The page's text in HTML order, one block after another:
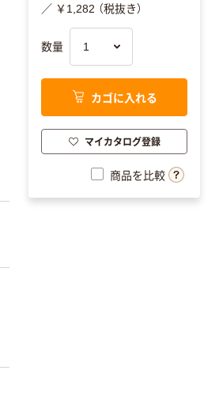
／ ￥1,282 （税抜き）
数量
カゴに入れる
マイカタログ登録
商品を比較